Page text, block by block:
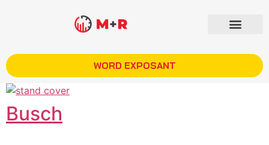
WORD EXPOSANT
Busch